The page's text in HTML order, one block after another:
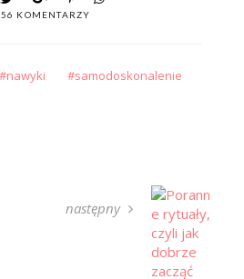
56 KOMENTARZY
nawyki samodoskonalenie
następny